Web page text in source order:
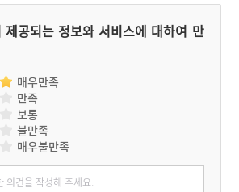
제공되는 정보와 서비스에 대하여 만
매우만족
만족
보통
불만족
매우불만족